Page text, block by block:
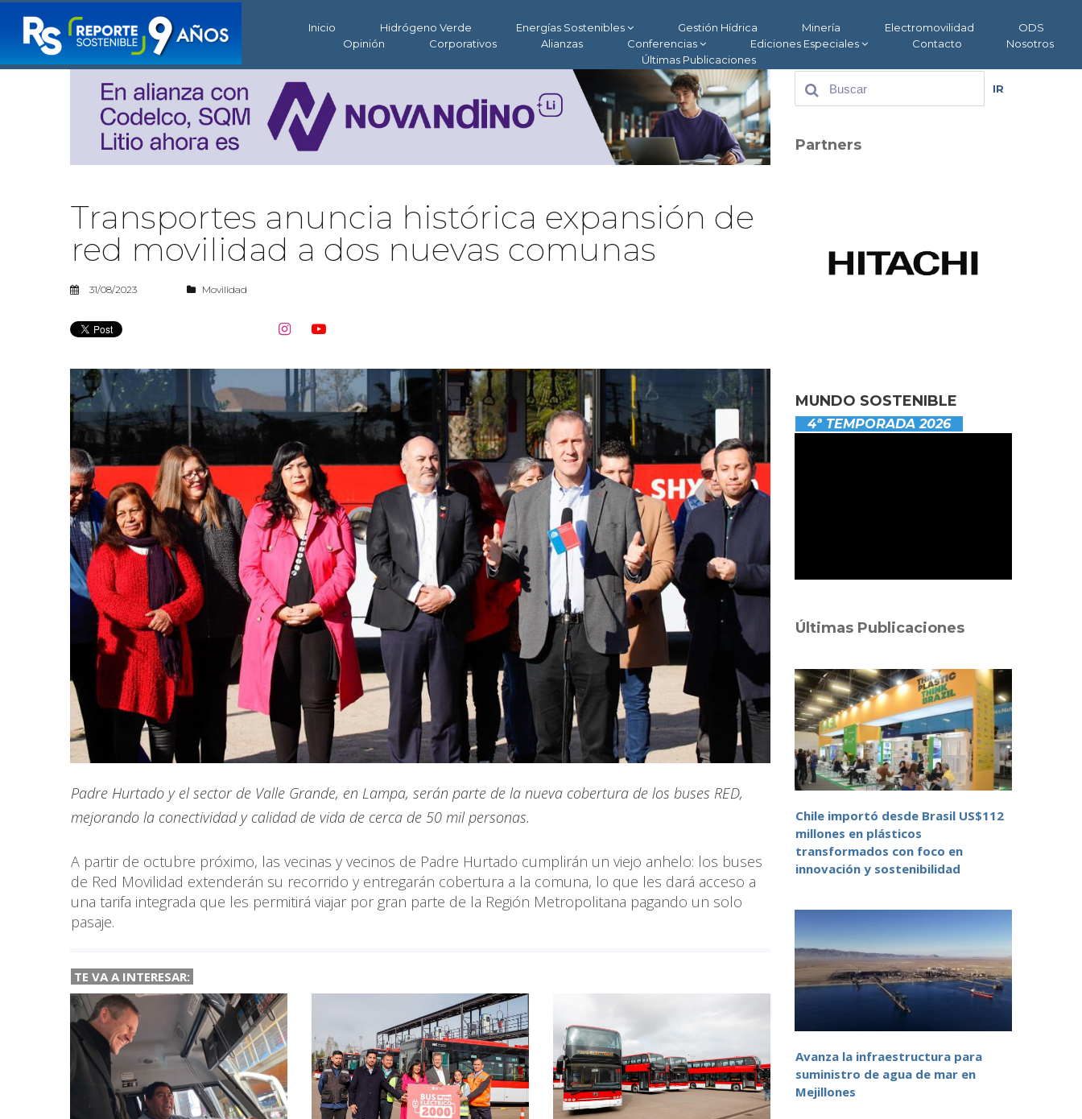
Inicio Hidrógeno Verde Energías Sostenibles Gestión Hídrica Minería Electromovilidad
ODS
Opinión
Corporativos Alianzas Conferencias Ediciones Especiales Contacto
Nosotros
Últimas Publicaciones
Transportes anuncia histórica expansión de
red movilidad a dos nuevas comunas
31/08/2023 Movilidad
 
Padre Hurtado y el sector de Valle Grande, en Lampa, serán parte de la nueva cobertura de los buses RED,
mejorando la conectividad y calidad de vida de cerca de 50 mil personas.
A partir de octubre próximo, las vecinas y vecinos de Padre Hurtado cumplirán un viejo anhelo: los buses
de Red Movilidad extenderán su recorrido y entregarán cobertura a la comuna, lo que les dará acceso a
una tarifa integrada que les permitirá viajar por gran parte de la Región Metropolitana pagando un solo
pasaje.
TE VA A INTERESAR:
IR
Partners
MUNDO SOSTENIBLE
4ª TEMPORADA 2026
Últimas Publicaciones
Chile importó desde Brasil US$112
millones en plásticos
transformados con foco en
innovación y sostenibilidad
Avanza la infraestructura para
suministro de agua de mar en
Mejillones